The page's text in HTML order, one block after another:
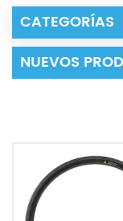
CATEGORÍAS
NUEVOS